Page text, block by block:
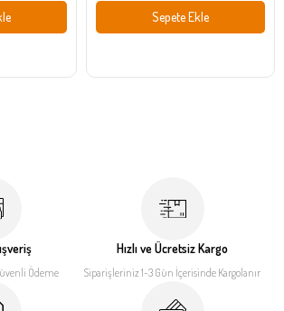
Sepete Ekle
Ödeme
Hızlı ve Ücretsiz Kargo
Siparişleriniz 1-3 Gün İçerisinde Kargolanır